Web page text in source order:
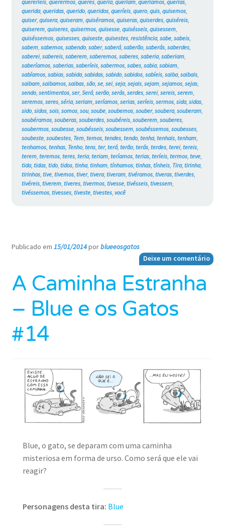
quereríeis, querermos, queres, queria, queriam, queríamos, querias,
querida, queridas, querido, queridos, queríeis, quero, quis, quisemos,
quiser, quisera, quiseram, quiséramos, quiseras, quiserdes, quiséreis,
quiserem, quiseres, quisermos, quisesse, quisésseis, quisessem,
quiséssemos, quisesses, quiseste, quisestes, resistência, sabe, sabeis,
sabem, sabemos, sabendo, saber, saberá, saberão, saberás, saberdes,
saberei, sabereis, saberem, saberemos, saberes, saberia, saberiam,
saberíamos, saberias, saberíeis, sabermos, sabes, sabia, sabiam,
sabíamos, sabias, sabida, sabidas, sabido, sabidos, sabíeis, saiba, saibais,
saibam, saibamos, saibas, são, se, sei, seja, sejais, sejam, sejamos, sejas,
sendo, sentimentos, ser, Será, serão, serás, serdes, serei, sereis, serem,
seremos, seres, séria, seriam, seríamos, serias, seríeis, sermos, sida, sidas,
sido, sidos, sois, somos, sou, soube, soubemos, souber, soubera, souberam,
soubéramos, souberas, souberdes, soubéreis, souberem, souberes,
soubermos, soubesse, soubésseis, soubessem, soubéssemos, soubesses,
soubeste, soubestes, Tem, temos, tendes, tendo, tenha, tenhais, tenham,
tenhamos, tenhas, Tenho, tens, ter, terá, terão, terás, terdes, terei, tereis,
terem, teremos, teres, teria, teriam, teríamos, terias, teríeis, termos, teve,
tida, tidas, tido, tidos, tinha, tinham, tínhamos, tinhas, tínheis, Tira, tirinha,
tirinhas, tive, tivemos, tiver, tivera, tiveram, tivéramos, tiveras, tiverdes,
tivéreis, tiverem, tiveres, tivermos, tivesse, tivésseis, tivessem,
tivéssemos, tivesses, tiveste, tivestes, você
Publicado em 15/01/2014porblueeosgatos
Deixe um comentário
A Caminha Estranha
– Blue e os Gatos
#14
Blue, o gato, se deparam com uma caminha
misteriosa em forma de urso. Como será que ele vai
reagir?
Personagens desta tira: Blue